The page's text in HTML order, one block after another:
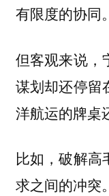
有限度的协同。
但客观来说，
谋划却还停留
洋航运的牌桌
比如，破解高
求之间的冲突。